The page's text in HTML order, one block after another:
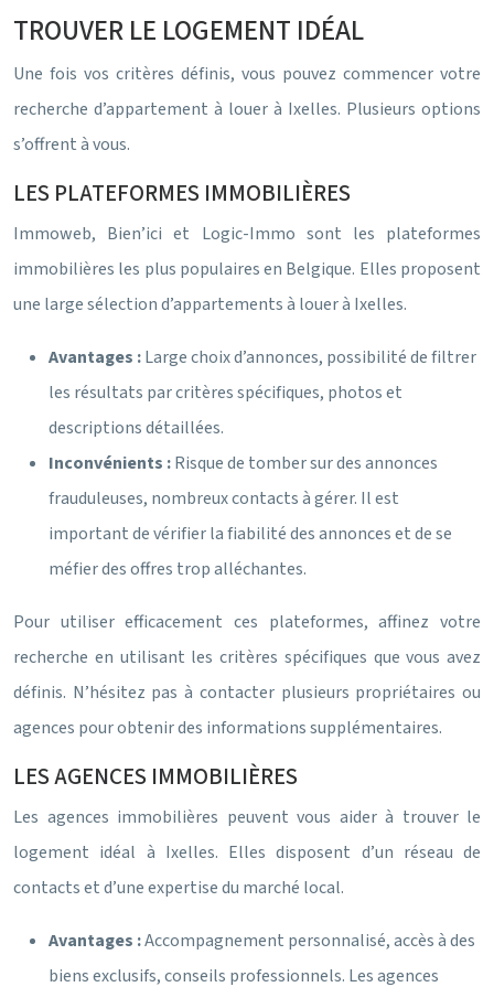
TROUVER LE LOGEMENT IDÉAL
Une fois vos critères définis, vous pouvez commencer votre
recherche d’appartement à louer à Ixelles. Plusieurs options
s’offrent à vous.
LES PLATEFORMES IMMOBILIÈRES
Immoweb, Bien’ici et Logic-Immo sont les plateformes
immobilières les plus populaires en Belgique. Elles proposent
une large sélection d’appartements à louer à Ixelles.
Avantages :Large choix d’annonces, possibilité de filtrer
les résultats par critères spécifiques, photos et
descriptions détaillées.
Inconvénients :Risque de tomber sur des annonces
frauduleuses, nombreux contacts à gérer. Il est
important de vérifier la fiabilité des annonces et de se
méfier des offres trop alléchantes.
Pour utiliser efficacement ces plateformes, affinez votre
recherche en utilisant les critères spécifiques que vous avez
définis. N’hésitez pas à contacter plusieurs propriétaires ou
agences pour obtenir des informations supplémentaires.
LES AGENCES IMMOBILIÈRES
Les agences immobilières peuvent vous aider à trouver le
logement idéal à Ixelles. Elles disposent d’un réseau de
contacts et d’une expertise du marché local.
Avantages :Accompagnement personnalisé, accès à des
biens exclusifs, conseils professionnels. Les agences